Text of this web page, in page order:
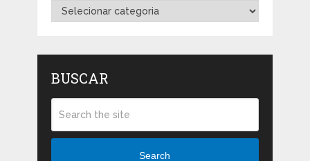
Categorias
BUSCAR
Search